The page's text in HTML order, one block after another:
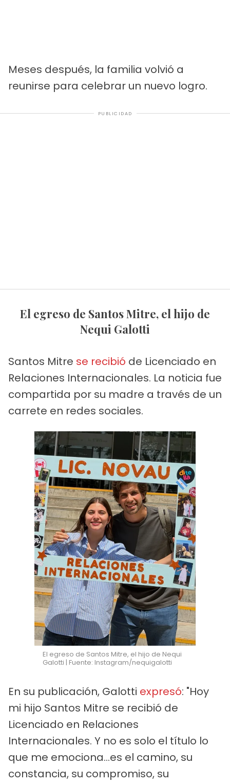
Meses después, la familia volvió a
reunirse para celebrar un nuevo logro.
PUBLICIDAD
El egreso de Santos Mitre, el hijo de
Nequi Galotti
Santos Mitre se recibió de Licenciado en
Relaciones Internacionales. La noticia fue
compartida por su madre a través de un
carrete en redes sociales.
El egreso de Santos Mitre, el hijo de Nequi
Galotti | Fuente: Instagram/nequigalotti
En su publicación, Galotti expresó: "Hoy
mi hijo Santos Mitre se recibió de
Licenciado en Relaciones
Internacionales. Y no es solo el título lo
que me emociona...es el camino, su
constancia, su compromiso, su